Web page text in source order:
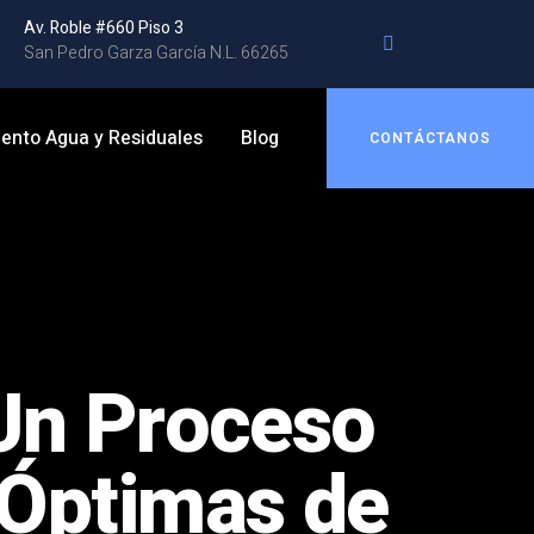
Av. Roble #660 Piso 3
San Pedro Garza García N.L. 66265
Agua y Residuales Blog CONTÁCTANOS
Proceso
de